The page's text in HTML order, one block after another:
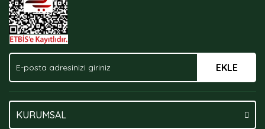
EKLE
KURUMSAL